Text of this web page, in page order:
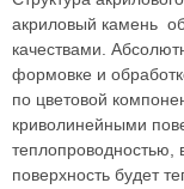
акриловый камень
качествами.
формовке и
по цветовой
криволинейными
теплопроводностью,
поверхность будет